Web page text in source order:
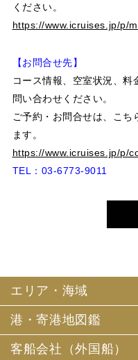
ください。
https://www.icruises.jp/p/
【お問合せ先】
コース情報、空室状況、料
問い合わせください。
ご予約・お問合せは、こち
ます。
https://www.icruises.jp/p/
TEL：03-6773-9011
エリア・海域
港・寄港地図鑑
客船会社（外国船）